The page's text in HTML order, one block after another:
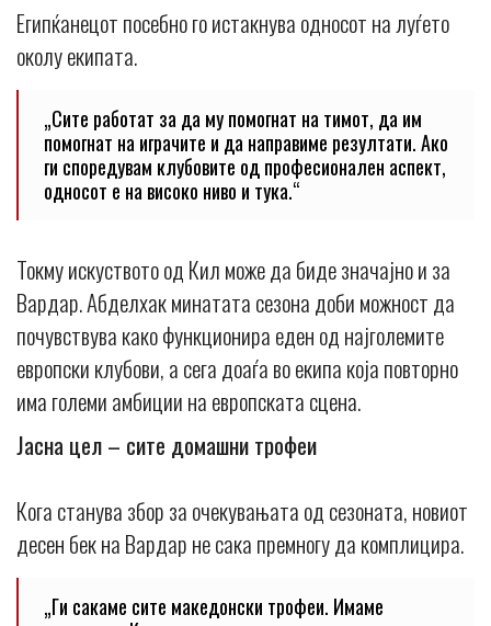
Египќанецот посебно го истакнува односот на луѓето
околу екипата.
„Сите работат за да му помогнат на тимот, да им
помогнат на играчите и да направиме резултати. Ако
ги споредувам клубовите од професионален аспект,
односот е на високо ниво и тука.“
Токму искуството од Кил може да биде значајно и за
Вардар. Абделхак минатата сезона доби можност да
почувствува како функционира еден од најголемите
европски клубови, а сега доаѓа во екипа која повторно
има големи амбиции на европската сцена.
Јасна цел – сите домашни трофеи
Кога станува збор за очекувањата од сезоната, новиот
десен бек на Вардар не сака премногу да комплицира.
„Ги сакаме сите македонски трофеи. Имаме